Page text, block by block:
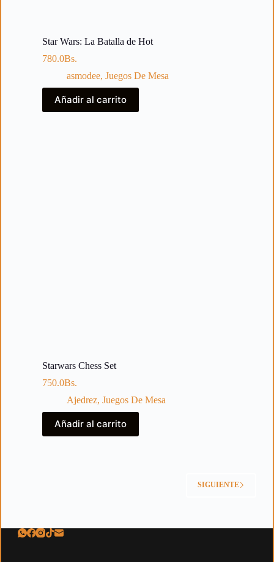
Star Wars: La Batalla de Hot
780.0Bs.
asmodee, Juegos De Mesa
Añadir al carrito
Starwars Chess Set
750.0Bs.
Ajedrez, Juegos De Mesa
Añadir al carrito
SIGUIENTE